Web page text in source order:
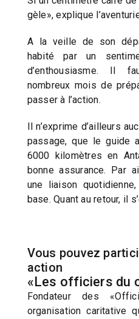
gèle», explique
A la veille de son
habité par un
d’enthousiasme. Il
nombreux mois de
passer à l’action.
Il n’exprime d’ailleurs
passage, que le guide
6000 kilomètres en
bonne assurance. Par
une liaison
base. Quant au retour, il
Vous pouvez
action
«Les officiers du
Fondateur des
organisation caritative